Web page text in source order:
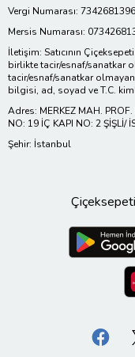
Vergi Numarası: 7342681396
Mersis Numarası:
İletişim: Satıcının
birlikte tacir/esnaf/sanatkar
tacir/esnaf/sanatkar
bilgisi, ad, soyad ve T.C.
Adres: MERKEZ MAH.
NO: 19 İÇ KAPI NO: 2 ŞİŞLİ/
Şehir: İstanbul